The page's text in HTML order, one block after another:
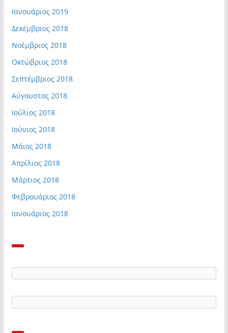
Ιανουάριος 2019
Δεκέμβριος 2018
Νοέμβριος 2018
Οκτώβριος 2018
Σεπτέμβριος 2018
Αύγουστος 2018
Ιούλιος 2018
Ιούνιος 2018
Μάιος 2018
Απρίλιος 2018
Μάρτιος 2018
Φεβρουάριος 2018
Ιανουάριος 2018